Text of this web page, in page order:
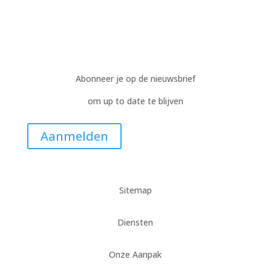
Abonneer je op de nieuwsbrief
om up to date te blijven
Aanmelden
Sitemap
Diensten
Onze Aanpak